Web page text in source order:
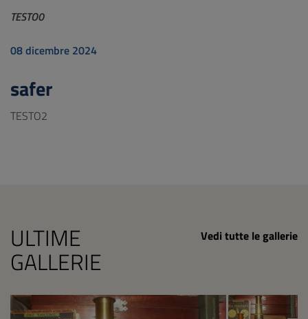
TESTO0
08 dicembre 2024
safer
TESTO2
ULTIME
GALLERIE
Vedi tutte le gallerie